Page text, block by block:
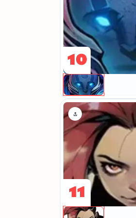
10
11